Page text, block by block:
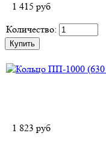
1 415 руб
Количество:
1 823 руб